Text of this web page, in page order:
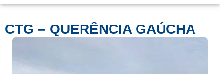
CTG – QUERÊNCIA GAÚCHA